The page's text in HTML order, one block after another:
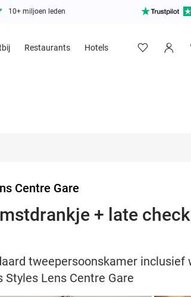
10+ miljoen leden
Restaurants Hotels
Centre Gare
+ late
tweepersoonskamer inclusief
Lens Centre Gare